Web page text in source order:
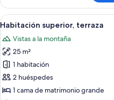
superior
Abrir
todas
las
fotos
de
Habitación
superior,
23
Habitación superior, terraza
Vistas a la montaña
25 m²
1 habitación
2 huéspedes
1 cama de matrimonio grande